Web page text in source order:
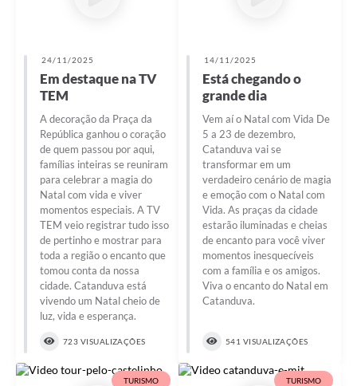
Diário Oficial
Contato
Editais
24/11/2025
Em destaque na TV
TEM
A decoração da Praça da
República ganhou o coração
de quem passou por aqui,
famílias inteiras se reuniram
para celebrar a magia do
Natal com vida e viver
momentos especiais. A TV
TEM veio registrar tudo isso
de pertinho e mostrar para
toda a região o encanto que
tomou conta da nossa
cidade. Catanduva está
vivendo um Natal cheio de
luz, vida e esperança.
723 VISUALIZAÇÕES
14/11/2025
Está chegando o
grande dia
Vem aí o Natal com Vida De
5 a 23 de dezembro,
Catanduva vai se
transformar em um
verdadeiro cenário de magia
e emoção com o Natal com
Vida. As praças da cidade
estarão iluminadas e cheias
de encanto para você viver
momentos inesquecíveis
com a família e os amigos.
Viva o encanto do Natal em
Catanduva.
541 VISUALIZAÇÕES
TURISMO TURISMO